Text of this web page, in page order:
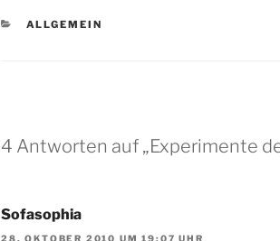
KATEGORIEN
ALLGEMEIN
4 Antworten auf „Experimente
Sofasophia
28. OKTOBER 2010 UM 19:07 UHR